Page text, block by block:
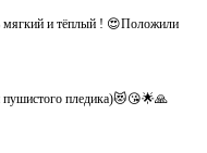
мягкий и тёплый ! 😍Положили
пушистого пледика)😻😘🌟🙏